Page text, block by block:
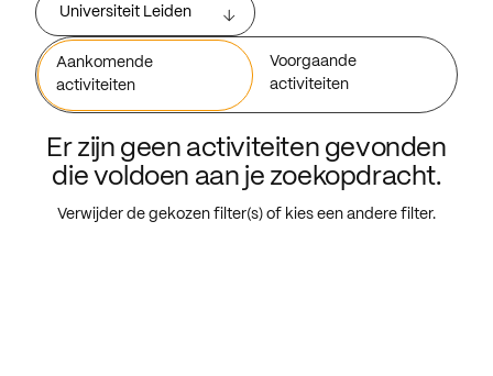
Universiteit Leiden
Aankomende
activiteiten
Voorgaande
activiteiten
Er zijn geen activiteiten gevonden
die voldoen aan je zoekopdracht.
Verwijder de gekozen filter(s) of kies een andere filter.